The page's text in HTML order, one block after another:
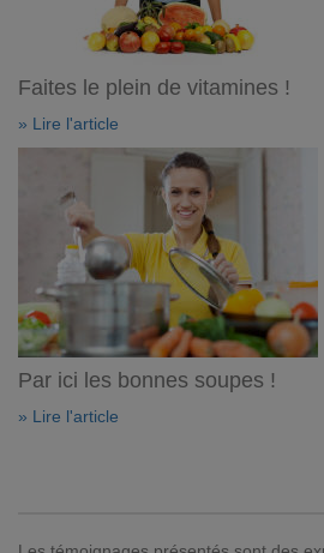
Faites le plein de vitamines !
» Lire l'article
Par ici les bonnes soupes !
» Lire l'article